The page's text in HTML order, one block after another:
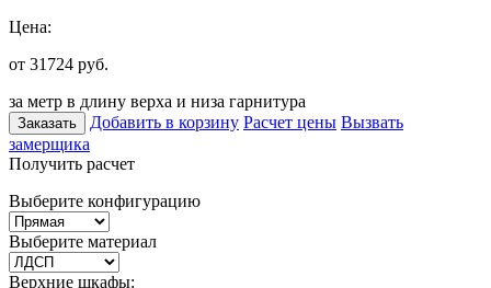
Цена:
от 31724 руб.
за метр в длину верха и низа гарнитура
Заказать Добавить в корзину Расчет цены Вызвать
замерщика
Получить расчет
Выберите конфигурацию
Выберите материал
Верхние шкафы: